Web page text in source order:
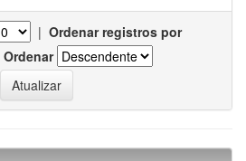
| Ordenar registros por
Ordenar